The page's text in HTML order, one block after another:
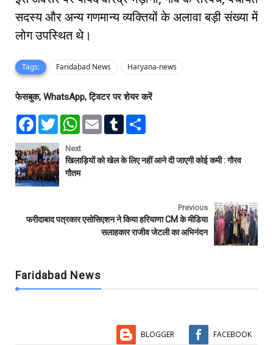
सदस्य और अन्य गणमान्य व्यक्तियों के अलावा बड़ी संख्या में
लोग उपस्थित थे।
Tags: Faridabad News Haryana-news
फेसबुक, WhatsApp, ट्विटर पर शेयर करें
F
e
b
o
o
k
T
w
t
t
e
r
W
t
s
A
p
E
l
T
l
e
Next
खिलाड़ियों को खेल के लिए नहीं आने दी जाएगी कोई कमी : गौरव
गौतम
Previous
फरीदाबाद पत्रकार एसोसिएशन ने किया हरियाणा CM के मीडिया
सलाहकार राजीव जेटली का अभिनंदन
Faridabad News
BLOGGER FACEBOOK